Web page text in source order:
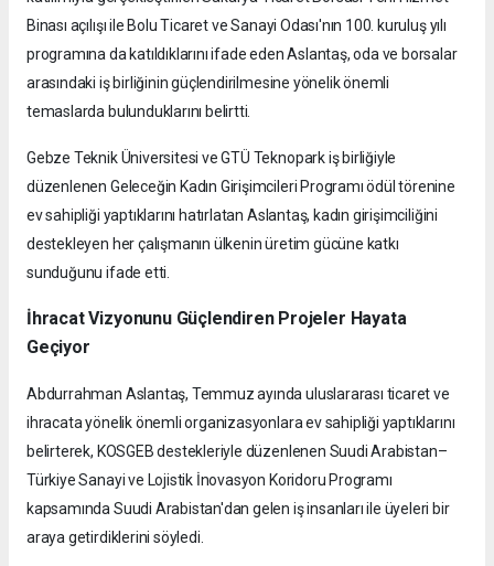
Binası açılışı ile Bolu Ticaret ve Sanayi Odası'nın 100. kuruluş yılı
programına da katıldıklarını ifade eden Aslantaş, oda ve borsalar
arasındaki iş birliğinin güçlendirilmesine yönelik önemli
temaslarda bulunduklarını belirtti.
Gebze Teknik Üniversitesi ve GTÜ Teknopark iş birliğiyle
düzenlenen Geleceğin Kadın Girişimcileri Programı ödül törenine
ev sahipliği yaptıklarını hatırlatan Aslantaş, kadın girişimciliğini
destekleyen her çalışmanın ülkenin üretim gücüne katkı
sunduğunu ifade etti.
İhracat Vizyonunu Güçlendiren Projeler Hayata
Geçiyor
Abdurrahman Aslantaş, Temmuz ayında uluslararası ticaret ve
ihracata yönelik önemli organizasyonlara ev sahipliği yaptıklarını
belirterek, KOSGEB destekleriyle düzenlenen Suudi Arabistan–
Türkiye Sanayi ve Lojistik İnovasyon Koridoru Programı
kapsamında Suudi Arabistan'dan gelen iş insanları ile üyeleri bir
araya getirdiklerini söyledi.